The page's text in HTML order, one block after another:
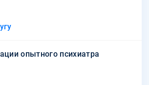
опытного психиатра